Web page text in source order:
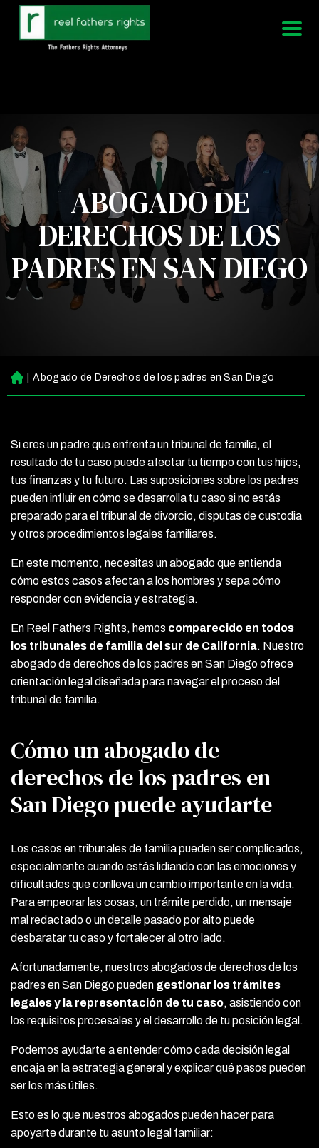
951-339-3826
Estamos disponibles 24/7
ABOGADO DE
DERECHOS DE LOS
PADRES EN SAN DIEGO
Ini
ci
Abogado de Derechos de los padres en San Diego
Si eres un padre que enfrenta un tribunal de familia, el
resultado de tu caso puede afectar tu tiempo con tus hijos,
tus finanzas y tu futuro. Las suposiciones sobre los padres
pueden influir en cómo se desarrolla tu caso si no estás
preparado para el tribunal de divorcio, disputas de custodia
y otros procedimientos legales familiares.
En este momento, necesitas un abogado que entienda
cómo estos casos afectan a los hombres y sepa cómo
responder con evidencia y estrategia.
En Reel Fathers Rights, hemos comparecido en todos
los tribunales de familia del sur de California. Nuestro
abogado de derechos de los padres en San Diego ofrece
orientación legal diseñada para navegar el proceso del
tribunal de familia.
Cómo un abogado de
derechos de los padres en
San Diego puede ayudarte
Los casos en tribunales de familia pueden ser complicados,
especialmente cuando estás lidiando con las emociones y
dificultades que conlleva un cambio importante en la vida.
Para empeorar las cosas, un trámite perdido, un mensaje
mal redactado o un detalle pasado por alto puede
desbaratar tu caso y fortalecer al otro lado.
Afortunadamente, nuestros abogados de derechos de los
padres en San Diego pueden gestionar los trámites
legales y la representación de tu caso, asistiendo con
los requisitos procesales y el desarrollo de tu posición legal.
Podemos ayudarte a entender cómo cada decisión legal
encaja en la estrategia general y explicar qué pasos pueden
ser los más útiles.
Esto es lo que nuestros abogados pueden hacer para
apoyarte durante tu asunto legal familiar: